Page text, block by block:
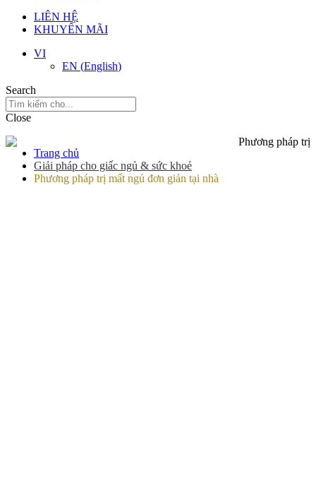
LIÊN HỆ
KHUYẾN MÃI
VI
EN (English)
Search
Close
Trang chủ
Giải pháp cho giấc ngủ & sức khoẻ
Phương pháp trị mất ngủ đơn giản tại nhà